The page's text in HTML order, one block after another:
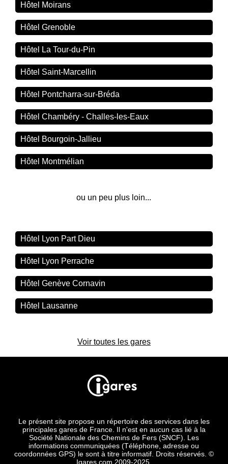
Hôtel Moirans
Hôtel Grenoble
Hôtel La Tour-du-Pin
Hôtel Saint-Marcellin
Hôtel Pontcharra-sur-Bréda
Hôtel Chambéry - Challes-les-Eaux
Hôtel Bourgoin-Jallieu
Hôtel Montmélian
ou un peu plus loin...
Hôtel Lyon Part Dieu
Hôtel Lyon Perrache
Hôtel Genève Cornavin
Hôtel Lausanne
Voir toutes les gares
Le présent site propose un répertoire des services dans les
principales gares de France. Il n'est en aucun cas lié à la
Société Nationale des Chemins de Fers (SNCF). Les
informations communiquées (Téléphone, adresse ou
coordonnées GPS) le sont à titre informatif. Droits réservés. ©
Igares.com 2009-2025.